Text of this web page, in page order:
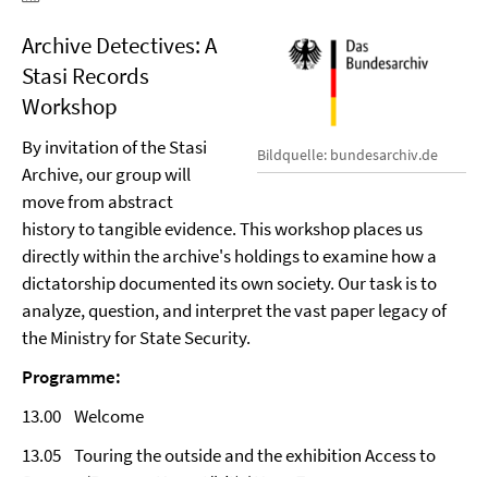
Bildquelle: bundesarchiv.de
Archive Detectives: A
Stasi Records
Workshop
By invitation of the Stasi
Archive, our group will
move from abstract
history to tangible evidence. This workshop places us
directly within the archive's holdings to examine how a
dictatorship documented its own society. Our task is to
analyze, question, and interpret the vast paper legacy of
the Ministry for State Security.
Programme:
13.00 Welcome
13.05 Touring the outside and the exhibition Access to